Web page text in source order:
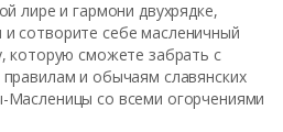
лире и гармони двухрядке,
сотворите себе масленичный
которую сможете забрать с
и обычаям славянских
Масленицы со всеми огорчениями